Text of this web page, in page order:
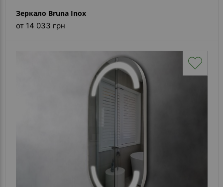
Зеркало Bruna Inox
от 14 033 грн